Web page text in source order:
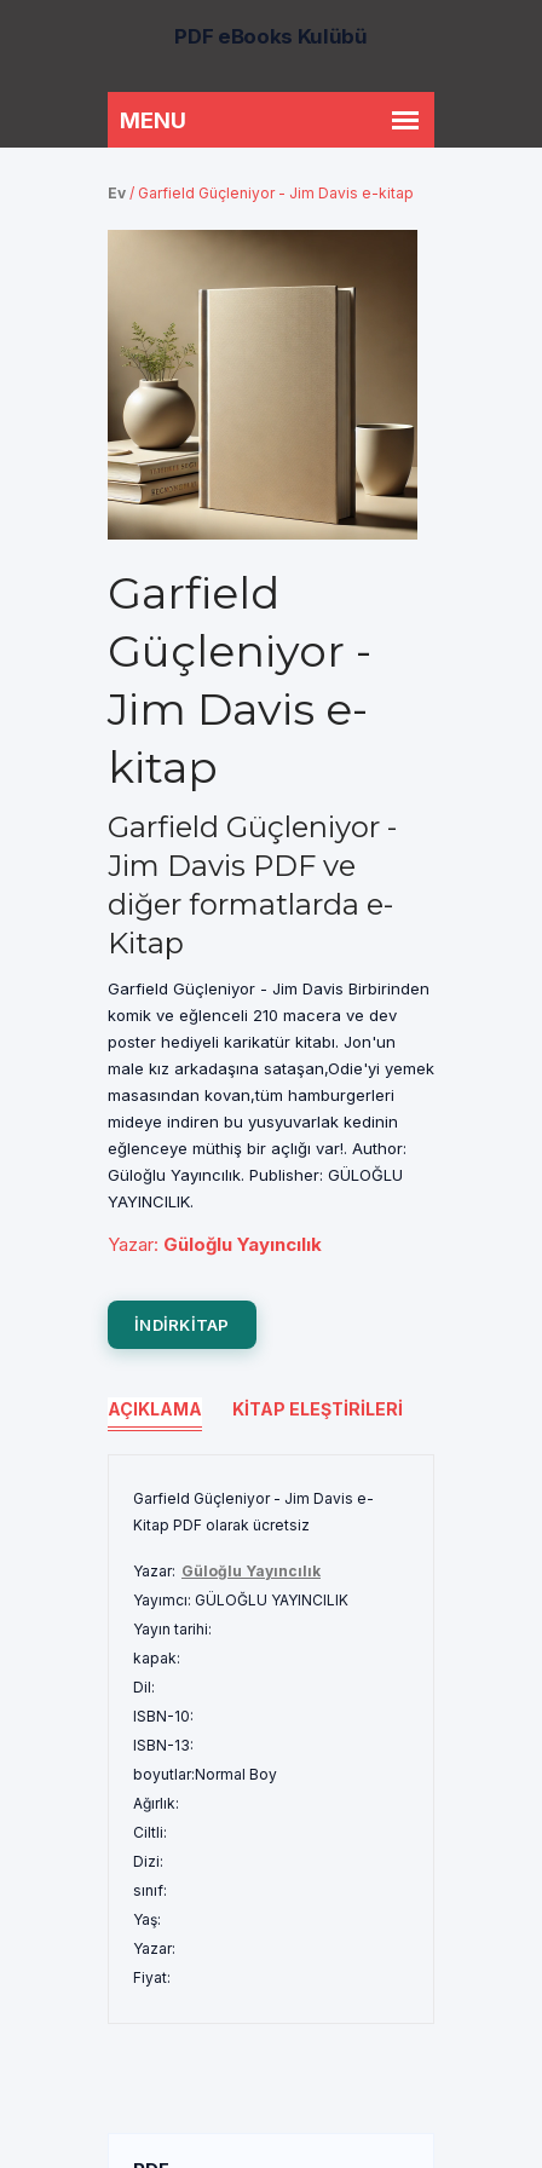
PDF eBooks Kulübü
Ev / Garfield Güçleniyor - Jim Davis e-kitap
Garfield
Güçleniyor -
Jim Davis e-
kitap
Garfield Güçleniyor -
Jim Davis PDF ve
diğer formatlarda e-
Kitap
Garfield Güçleniyor - Jim Davis Birbirinden
komik ve eğlenceli 210 macera ve dev
poster hediyeli karikatür kitabı. Jon'un
male kız arkadaşına sataşan,Odie'yi yemek
masasından kovan,tüm hamburgerleri
mideye indiren bu yusyuvarlak kedinin
eğlenceye müthiş bir açlığı var!. Author:
Güloğlu Yayıncılık. Publisher: GÜLOĞLU
YAYINCILIK.
Yazar: Güloğlu Yayıncılık
INDIRKITAP
AÇIKLAMA KITAP ELEŞTIRILERI
Garfield Güçleniyor - Jim Davis e-
Kitap PDF olarak ücretsiz
Yazar: Güloğlu Yayıncılık
Yayımcı: GÜLOĞLU YAYINCILIK
Yayın tarihi:
kapak:
Dil:
ISBN-10:
ISBN-13:
boyutlar:Normal Boy
Ağırlık:
Ciltli:
Dizi:
sınıf:
Yaş:
Yazar:
Fiyat: